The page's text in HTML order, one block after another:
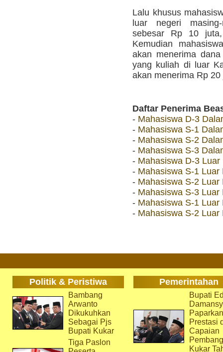
Lalu khusus
luar negeri
sebesar Rp 10
Kemudian
akan menerima
yang kuliah di luar
akan menerima Rp 20
Daftar Penerima
- Mahasiswa D-3
- Mahasiswa S-1
- Mahasiswa S-2
- Mahasiswa S-3
- Mahasiswa D-3 Luar
- Mahasiswa S-1 Luar
- Mahasiswa S-2 Luar
- Mahasiswa S-3 Luar
- Mahasiswa S-1 Luar
- Mahasiswa S-2 Luar
Politik & Peristiwa Pemerintahan
Bambang
Arwanto
Dikukuhkan
Sebagai Pjs
Bupati Kukar
Tiga Paslon
Bupati
Paparkan
Prestasi
Capaian
Kukar